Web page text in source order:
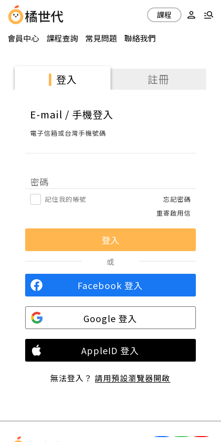
會員中心 課程查詢 常見問題 聯絡我們
課程
登入 註冊
E-mail / 手機登入
電子信箱或台灣手機號碼
密碼
記住我的帳號
忘記密碼
重寄啟用信
或
Facebook 登入
Google 登入
AppleID 登入
無法登入？請用預設瀏覽器開啟